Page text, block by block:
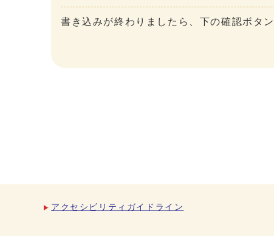
書き込みが終わりましたら、下の確認ボタ
アクセシビリティガイドライン